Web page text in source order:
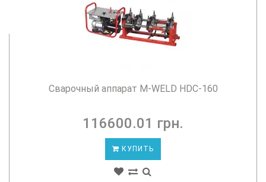
Сварочный аппарат M-WELD HDC-160
116600.01 грн.
КУПИТЬ